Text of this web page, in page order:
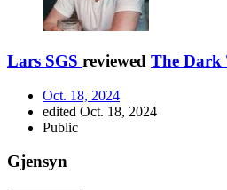
Lars SGS reviewed The Dark
Oct. 18, 2024
edited Oct. 18, 2024
Public
Gjensyn